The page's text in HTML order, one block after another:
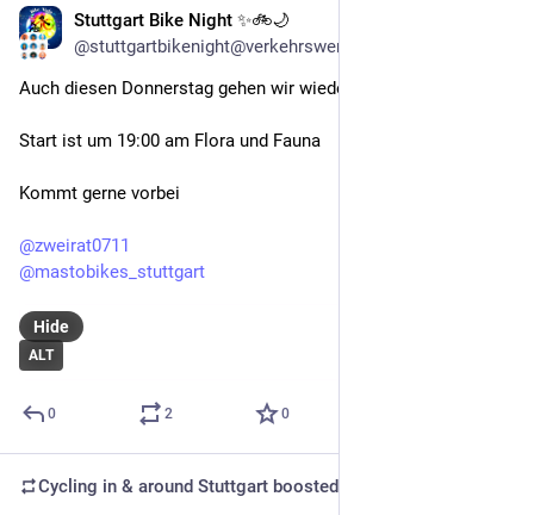
Stuttgart Bike Night ✨🚲🌙
Auch diesen Donnerstag gehen wir wieder auf Tour :))
Start ist um 19:00 am Flora und Fauna
Kommt gerne vorbei
@zweirat0711
@mastobikes_stuttgart
ALT
Hide
0 2 0
Cycling in & around Stuttgart boosted